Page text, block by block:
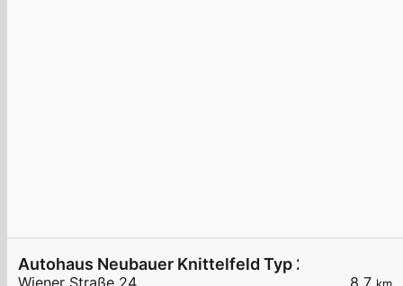
Autohaus Neubauer Knittelfeld Typ 2